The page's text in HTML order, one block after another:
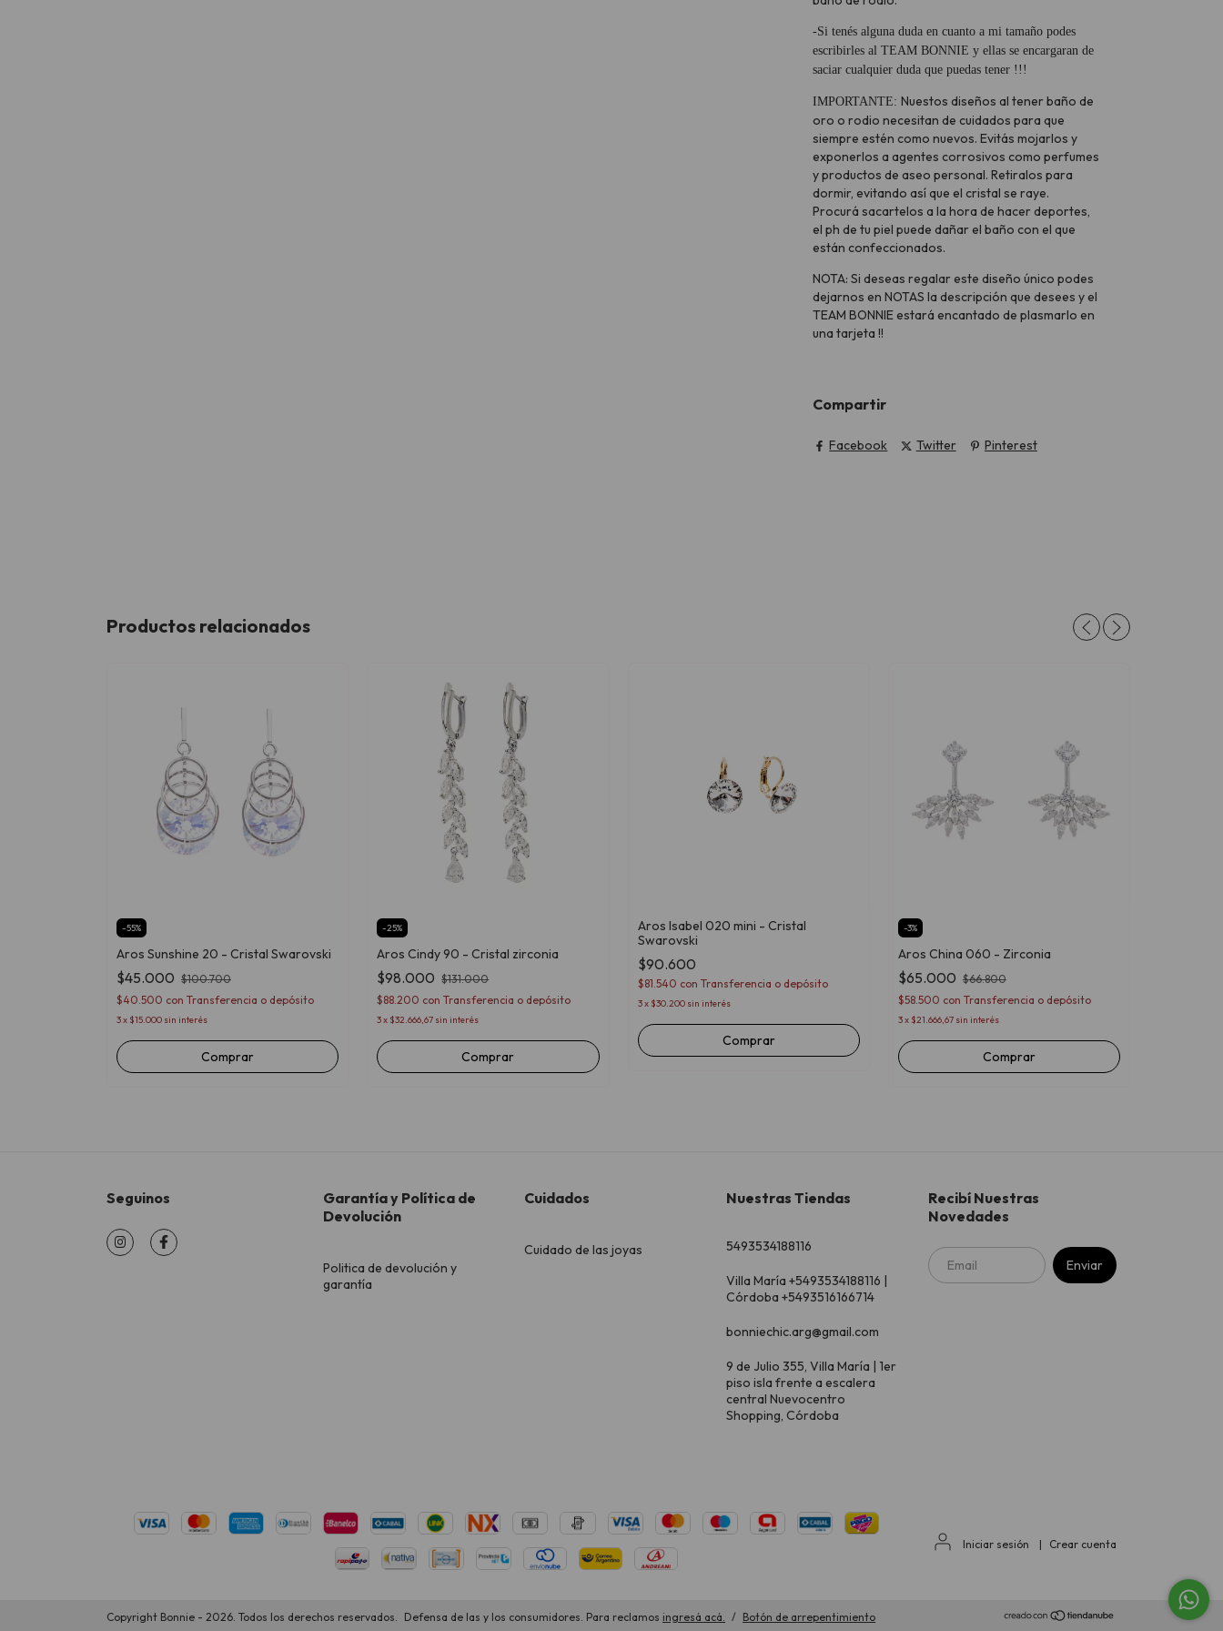
-Si tenés alguna duda en cuanto a mi tamaño podes
escribirles al TEAM BONNIE y ellas se encargaran de
saciar cualquier duda que puedas tener !!!
IMPORTANTE: Nuestos diseños al tener baño de
oro o rodio necesitan de cuidados para que
siempre estén como nuevos. Evitás mojarlos y
exponerlos a agentes corrosivos como perfumes
y productos de aseo personal. Retiralos para
dormir, evitando así que el cristal se raye.
Procurá sacartelos a la hora de hacer deportes,
el ph de tu piel puede dañar el baño con el que
están confeccionados.
NOTA: Si deseas regalar este diseño único podes
dejarnos en NOTAS la descripción que desees y el
TEAM BONNIE estará encantado de plasmarlo en
una tarjeta !!
Compartir
Facebook Twitter Pinterest
Productos relacionados
-55%
Aros Sunshine 20 - Cristal Swarovski
$45.000 $100.700
$40.500 con Transferencia o depósito
3x $15.000 sin interés
-25%
Aros Cindy 90 - Cristal zirconia
$98.000 $131.000
$88.200 con Transferencia o depósito
3x $32.666,67 sin interés
Aros Isabel 020 mini - Cristal
Swarovski
$90.600
$81.540 con Transferencia o depósito
3x $30.200 sin interés
Comprar
-3%
Aros China 060 - Zirconia
$65.000 $66.800
$58.500 con Transferencia o depósito
3x $21.666,67 sin interés
Seguinos
Garantía y Política de
Devolución
Politica de devolución y
garantía
Cuidados
Cuidado de las joyas
Nuestras Tiendas
5493534188116
Villa María +5493534188116 |
Córdoba +5493516166714
bonniechic.arg@gmail.com
9 de Julio 355, Villa María | 1er
piso isla frente a escalera
central Nuevocentro
Shopping, Córdoba
Recibí Nuestras
Novedades
Iniciar sesión | Crear cuenta
Copyright Bonnie - 2026. Todos los derechos reservados. Defensa de las y los consumidores. Para reclamos ingresá acá. / Botón de arrepentimiento